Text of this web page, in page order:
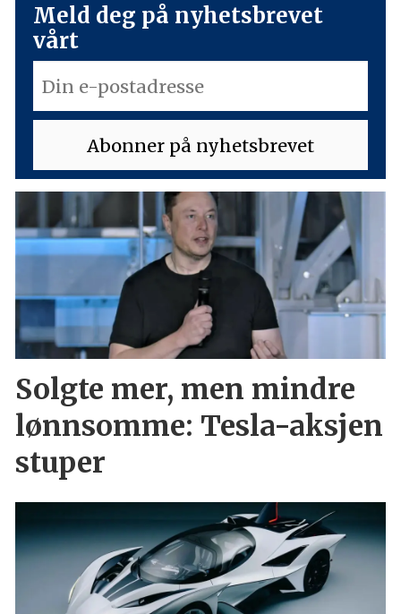
Meld deg på nyhetsbrevet
vårt
Solgte mer, men mindre
lønnsomme: Tesla-aksjen
stuper